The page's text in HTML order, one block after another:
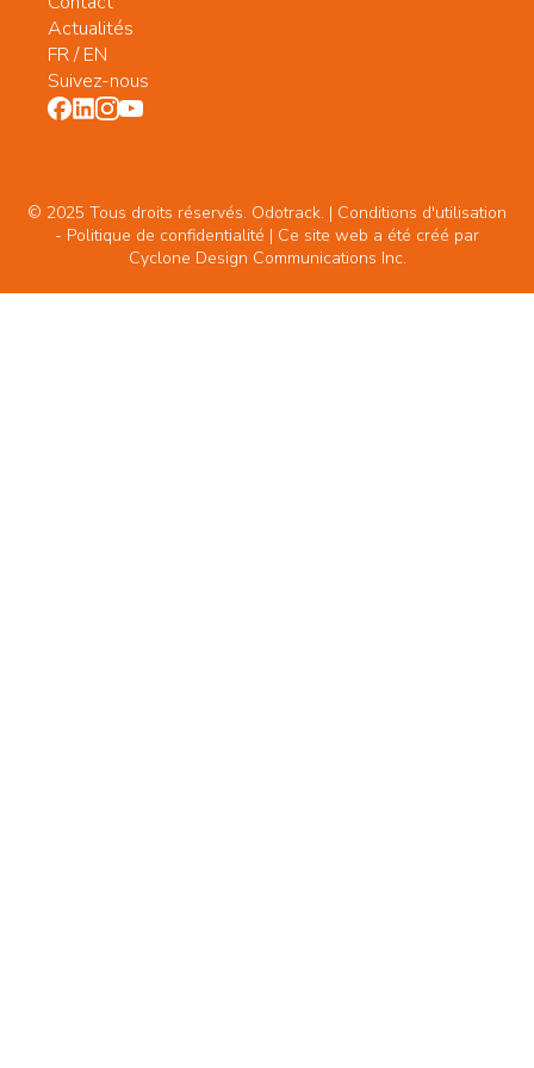
Actualités
FR/EN
Suivez-nous
© 2025 Tous droits réservés. Odotrack. | Conditions d'utilisation
- Politique de confidentialité | Ce site web a été créé par
Cyclone Design Communications Inc.